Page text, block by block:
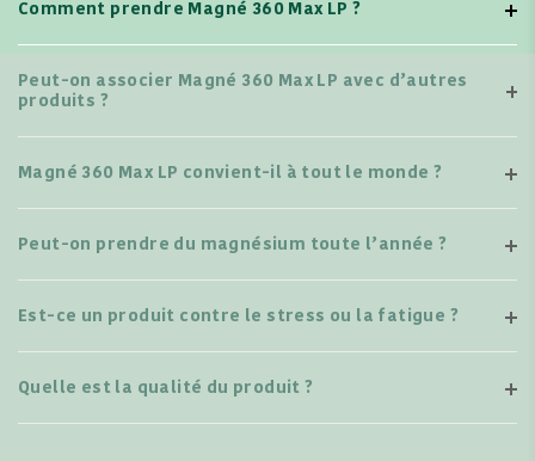
Comment prendre Magné 360 Max LP ?
Peut-on associer Magné 360 Max LP avec d’autres
produits ?
Magné 360 Max LP convient-il à tout le monde ?
Peut-on prendre du magnésium toute l’année ?
Est-ce un produit contre le stress ou la fatigue ?
Quelle est la qualité du produit ?